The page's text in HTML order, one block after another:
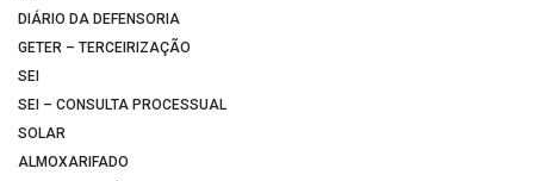
DIÁRIO DA DEFENSORIA
GETER – TERCEIRIZAÇÃO
SEI
SEI – CONSULTA PROCESSUAL
SOLAR
ALMOXARIFADO